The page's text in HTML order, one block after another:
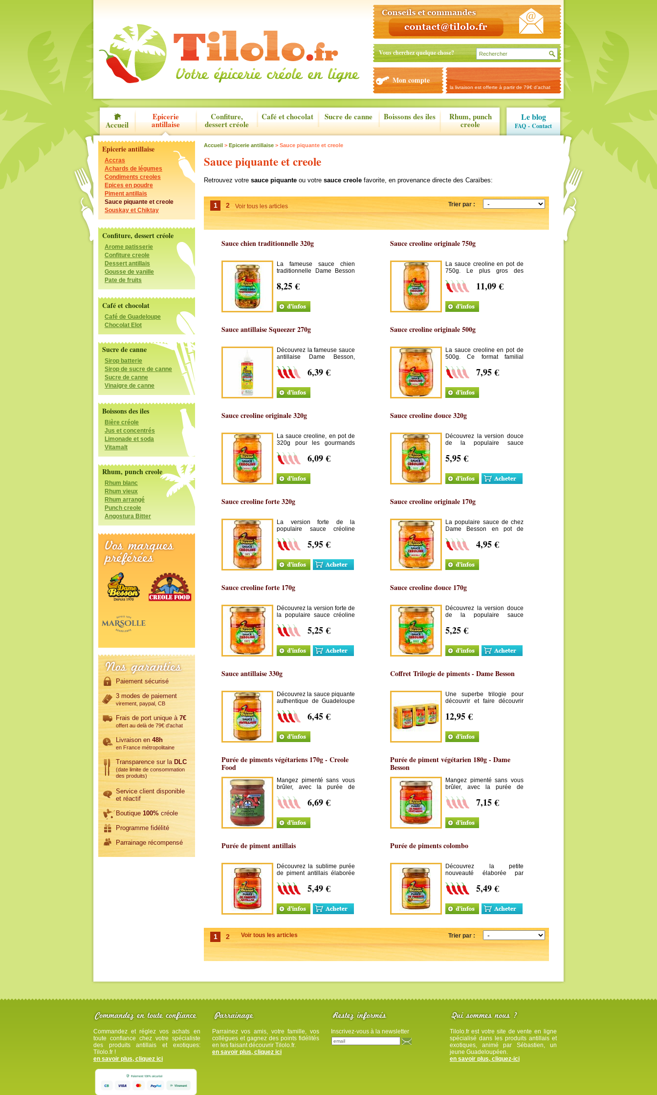
Vous cherchez quelque chose?
la livraison est offerte à partir de 79€ d’achat
Mon compte
Accueil
Epicerie
antillaise
Confiture,
dessert créole
Café et chocolat Sucre de canne Boissons des iles Rhum, punch
creole
Le blog
FAQ - Contact
Epicerie antillaise
Accras
Achards de légumes
Condiments creoles
Epices en poudre
Piment antillais
Sauce piquante et creole
Souskay et Chiktay
Confiture, dessert créole
Arome patisserie
Confiture creole
Dessert antillais
Gousse de vanille
Pate de fruits
Café et chocolat
Café de Guadeloupe
Chocolat Elot
Sucre de canne
Sirop batterie
Sirop de sucre de canne
Sucre de canne
Vinaigre de canne
Boissons des iles
Bière créole
Jus et concentrés
Limonade et soda
Vitamalt
Rhum, punch creole
Rhum blanc
Rhum vieux
Rhum arrangé
Punch creole
Angostura Bitter
Paiement sécurisé
3 modes de paiement
virement, paypal, CB
Frais de port unique à 7€
offert au delà de 79€ d'achat
Livraison en 48h
en France métropolitaine
Transparence sur la DLC
(date limite de consommation
des produits)
Service client disponible
et réactif
Boutique 100%créole
Programme fidélité
Parrainage récompensé
Accueil > Epicerie antillaise > Sauce piquante et creole
Sauce piquante et creole
Retrouvez votre sauce piquante ou votre sauce creole favorite, en provenance directe des Caraïbes:
Trier par :
1 2 Voir tous les articles
Sauce chien traditionnelle 320g
La fameuse sauce chien
traditionnelle Dame Besson
plus gros.
8,25 €
Sauce creoline originale 750g
La sauce creoline en pot de
750g. Le plus gros des
11,09 €
Sauce antillaise Squeezer 270g
Découvrez la fameuse sauce
antillaise Dame Besson,
"Squeezer" 270g, délicieuse
sauce piquante fabriquée à
frais.
6,39 €
Sauce creoline originale 500g
La sauce creoline en pot de
500g. Ce format familial
7,95 €
Sauce creoline originale 320g
La sauce creoline, en pot de
320g pour les gourmands
délicatement leurs plats !
6,09 €
Sauce creoline douce 320g
Découvrez la version douce
de la populaire sauce
pot de 320g pour les
gourmands !
5,95 €
Sauce creoline forte 320g
La version forte de la
populaire sauce créoline
37cl, pour les gourmands !
5,95 €
Sauce creoline originale 170g
La populaire sauce de chez
Dame Besson en pot de
4,95 €
Sauce creoline forte 170g
Découvrez la version forte de
la populaire sauce créoline
5,25 €
Sauce creoline douce 170g
Découvrez la version douce
de la populaire sauce
5,25 €
Sauce antillaise 330g
Découvrez la sauce piquante
authentique de Guadeloupe
antillaise 330g Dame
Besson, délicieuse sauce
piments antillais frais.
6,45 €
Coffret Trilogie de piments - Dame Besson
Une superbe trilogie pour
découvrir et faire découvrir
Guadeloupe !
12,95 €
Purée de piments végétariens 170g - Creole
Food
Mangez pimenté sans vous
brûler, avec la purée de
Food.
6,69 €
Purée de piment végétarien 180g - Dame
Besson
Mangez pimenté sans vous
brûler, avec la purée de
Besson.
7,15 €
Purée de piment antillais
Découvrez la sublime purée
de piment antillais élaborée
Guadeloupe. Certainement
la meilleure purée de piment
5,49 €
Purée de piments colombo
Découvrez la petite
nouveauté élaborée par
Guadeloupe. La très
exotique purée de piment
5,49 €
Trier par :
1 2 Voir tous les articles
Commandez et réglez vos achats en
toute confiance chez votre spécialiste
des produits antillais et exotiques:
Tilolo.fr !
en savoir plus, cliquez ici
Parrainez vos amis, votre famille, vos
collègues et gagnez des points fidélités
en les faisant découvrir Tilolo.fr.
en savoir plus, cliquez ici
Inscrivez-vous à la newsletter
Tilolo.fr est votre site de vente en ligne
spécialisé dans les produits antillais et
exotiques, animé par Sébastien, un
jeune Guadeloupéen.
en savoir plus, cliquez-ici